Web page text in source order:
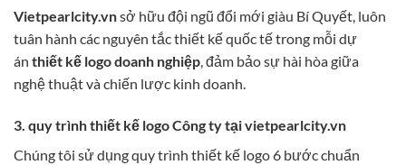
Vietpearlcity.vnsở hữu đội ngũ đổi mới giàu Bí Quyết, luôn
tuân hành các nguyên tắc thiết kế quốc tế trong mỗi dự
án thiết kế logo doanh nghiệp, đảm bảo sự hài hòa giữa
nghệ thuật và chiến lược kinh doanh.
3. quy trình thiết kế logo Công ty tại vietpearlcity.vn
Chúng tôi sử dụng quy trình thiết kế logo 6 bước chuẩn